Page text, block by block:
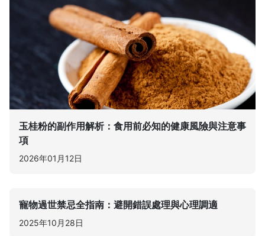
玉桂粉的副作用解析：食用前必知的健康風險與注意事
項
2026年01月12日
寵物過世禁忌全指南：避開錯誤處理與心理調適
2025年10月28日